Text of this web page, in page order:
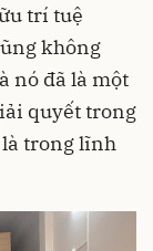
trí tuệ
không
nó đã là một
quyết trong
trong lĩnh